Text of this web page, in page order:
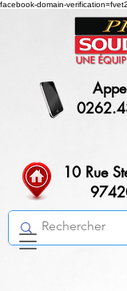
facebook-domain-
10 Rue